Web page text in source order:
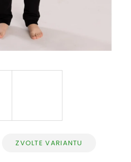
Měrná
ZVOLTE VARIANTU